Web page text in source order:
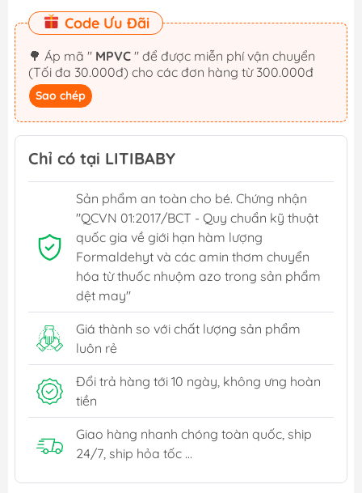
Code Ưu Đãi
🌳 Áp mã " MPVC " để được miễn phí vận chuyển
(Tối đa 30.000đ) cho các đơn hàng từ 300.000đ
Sao chép
Chỉ có tại LITIBABY
Sản phẩm an toàn cho bé. Chứng nhận
"QCVN 01:2017/BCT - Quy chuẩn kỹ thuật
quốc gia về giới hạn hàm lượng
Formaldehyt và các amin thơm chuyển
hóa từ thuốc nhuộm azo trong sản phẩm
dệt may"
Giá thành so với chất lượng sản phẩm
luôn rẻ
Đổi trả hàng tới 10 ngày, không ưng hoàn
tiền
Giao hàng nhanh chóng toàn quốc, ship
24/7, ship hỏa tốc ...